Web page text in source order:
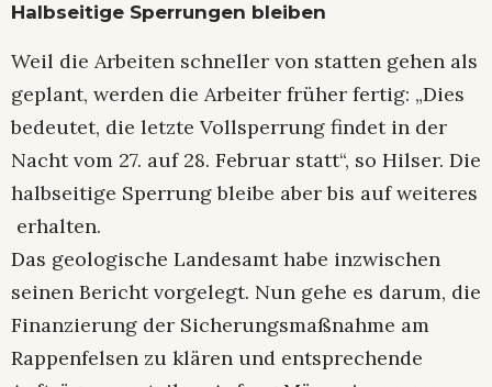
Halbseitige Sperrungen bleiben
Weil die Arbeiten schneller von statten gehen als
geplant, werden die Arbeiter früher fertig: „Dies
bedeutet, die letzte Vollsperrung findet in der
Nacht vom 27. auf 28. Februar statt“, so Hilser. Die
halbseitige Sperrung bleibe aber bis auf weiteres
erhalten.
Das geologische Landesamt habe inzwischen
seinen Bericht vorgelegt. Nun gehe es darum, die
Finanzierung der Sicherungsmaßnahme am
Rappenfelsen zu klären und entsprechende